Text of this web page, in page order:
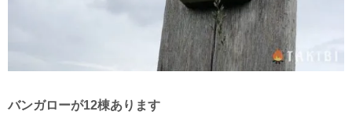
バンガローが12棟あります